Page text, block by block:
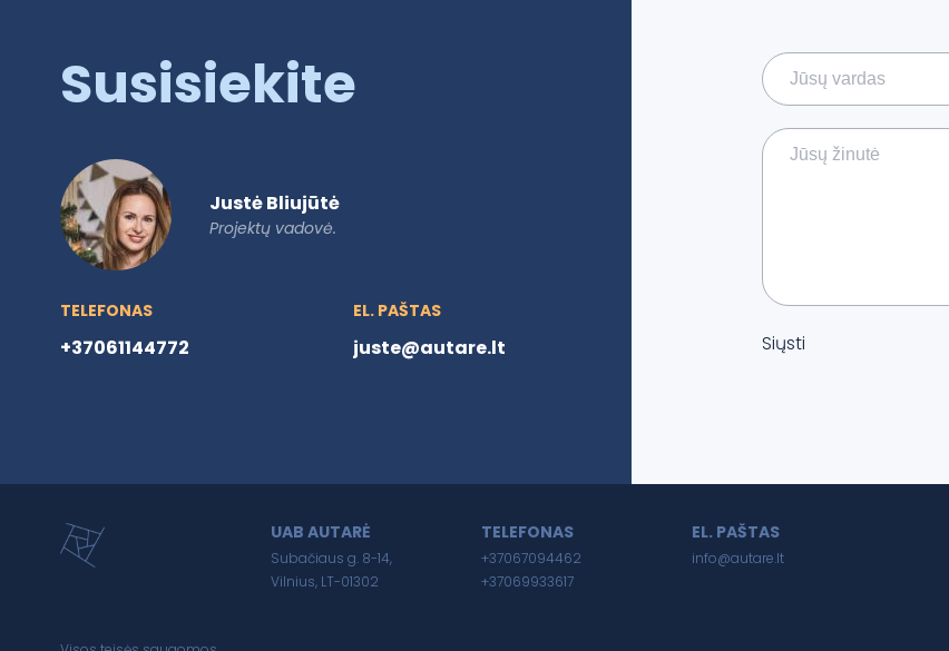
Susisiekite
Justė Bliujūtė
Projektų vadovė.
TELEFONAS
+37061144772
EL. PAŠTAS
juste@autare.lt Siųsti
UAB AUTARĖ
Subačiaus g. 8-14,
Vilnius, LT-01302
TELEFONAS
+37067094462
+37069933617
EL. PAŠTAS
info@autare.lt